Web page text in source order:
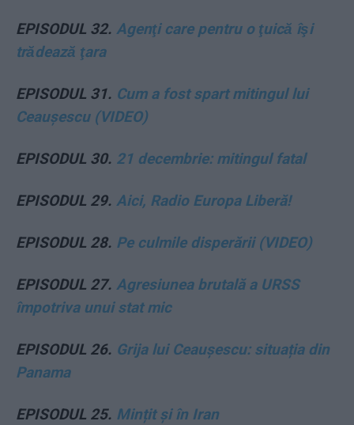
EPISODUL 32. Agenţi care pentru o ţuică îşi
trădează ţara
EPISODUL 31. Cum a fost spart mitingul lui
Ceaușescu (VIDEO)
EPISODUL 30. 21 decembrie: mitingul fatal
EPISODUL 29. Aici, Radio Europa Liberă!
EPISODUL 28. Pe culmile disperării (VIDEO)
EPISODUL 27. Agresiunea brutală a URSS
împotriva unui stat mic
EPISODUL 26. Grija lui Ceaușescu: situația din
Panama
EPISODUL 25. Mințit și în Iran